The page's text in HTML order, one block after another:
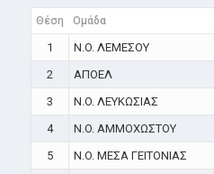
Θέση Ομάδα
1 N.O. ΛΕΜΕΣΟΥ
2
ΑΠΟΕΛ
3
N.O. ΛΕΥΚΩΣΙΑΣ
4
N.O. ΑΜΜΟΧΩΣΤΟΥ
5
N.O. ΜΕΣΑ ΓΕΙΤΟΝΙΑΣ